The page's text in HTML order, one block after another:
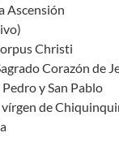
Ascensión
Christi
Corazón de
y San Pablo
de